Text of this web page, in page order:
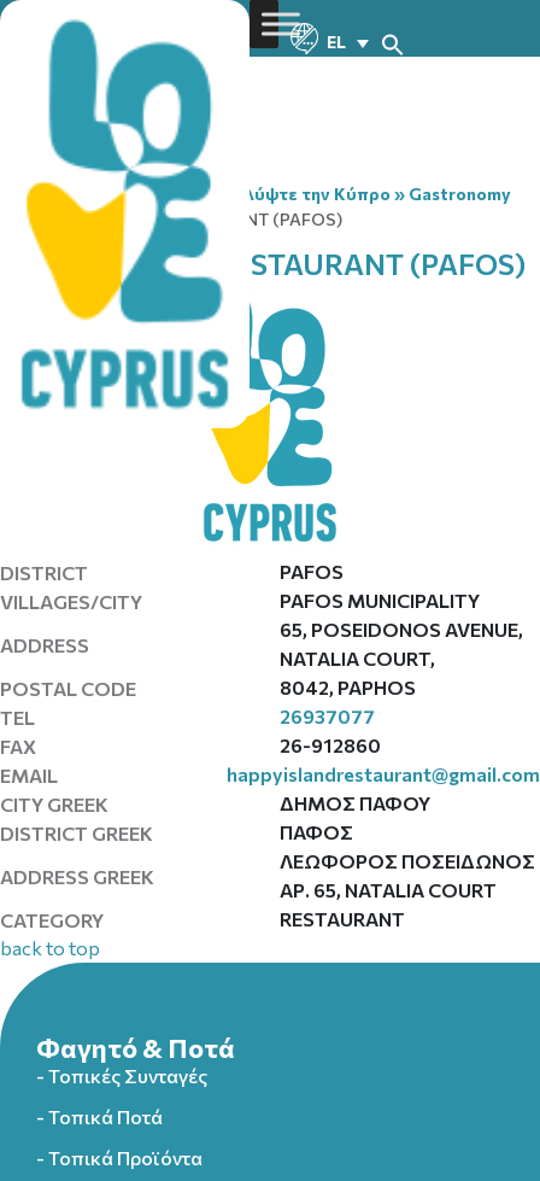
EL
You are here:Home» Ανακαλύψτε την Κύπρο » Gastronomy
» HAPPY ISLAND RESTAURANT (PAFOS)
HAPPY ISLAND RESTAURANT (PAFOS)
DISTRICT
PAFOS
VILLAGES/CITY
PAFOS MUNICIPALITY
ADDRESS
65, POSEIDONOS AVENUE,
NATALIA COURT,
POSTAL CODE
8042, PAPHOS
TEL
26937077
FAX
26-912860
EMAIL
happyislandrestaurant@gmail.com
CITY GREEK
ΔΗΜΟΣ ΠΑΦΟΥ
DISTRICT GREEK
ΠΑΦΟΣ
ADDRESS GREEK
ΛΕΩΦΟΡΟΣ ΠΟΣΕΙΔΩΝΟΣ
ΑΡ. 65, NATALIA COURT
CATEGORY
RESTAURANT
back to top
Φαγητό & Ποτά
- Τοπικές Συνταγές
- Τοπικά Ποτά
- Τοπικά Προϊόντα